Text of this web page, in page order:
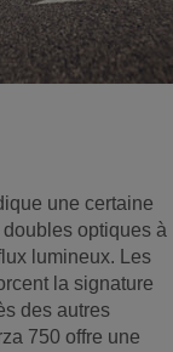
une certaine
optiques à
lumineux. Les
la signature
des autres
750 offre une